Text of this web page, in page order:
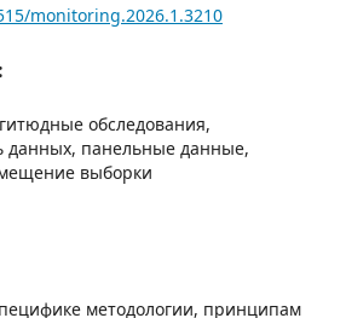
monitoring.2026.1.3210
обследования,
данных, панельные данные,
выборки
методологии, принципам